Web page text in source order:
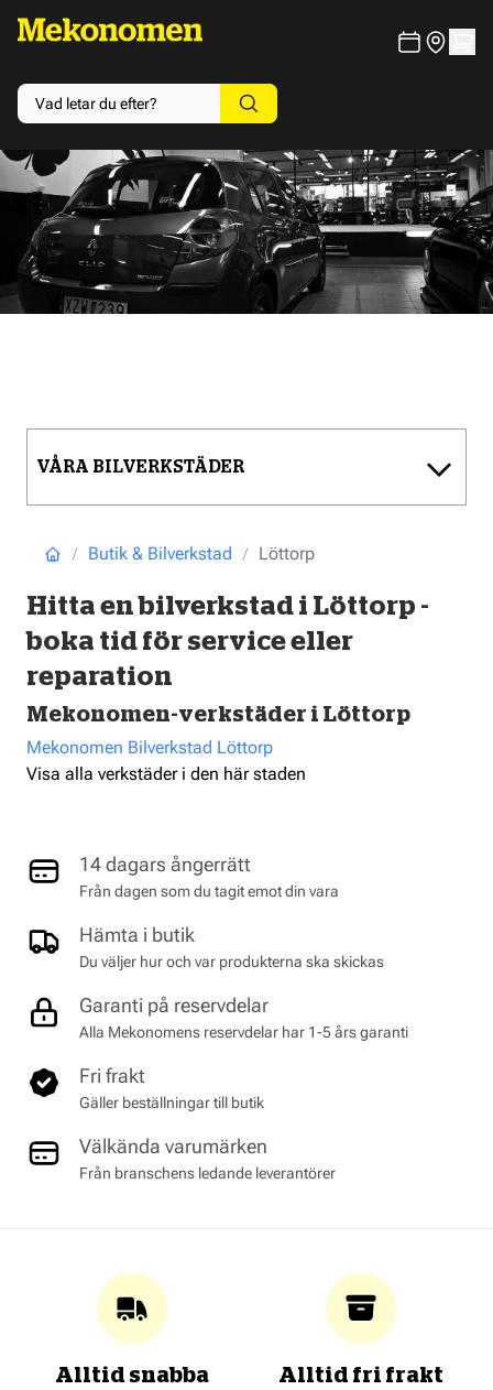
VÅRA BILVERKSTÄDER
Butik & Bilverkstad Löttorp
Hitta en bilverkstad i Löttorp -
boka tid för service eller
reparation
Mekonomen-verkstäder i Löttorp
Mekonomen Bilverkstad Löttorp
Visa alla verkstäder i den här staden
14 dagars ångerrätt
Från dagen som du tagit emot din vara
Hämta i butik
Du väljer hur och var produkterna ska skickas
Garanti på reservdelar
Alla Mekonomens reservdelar har 1-5 års garanti
Fri frakt
Gäller beställningar till butik
Välkända varumärken
Från branschens ledande leverantörer
Alltid snabba
Alltid fri frakt